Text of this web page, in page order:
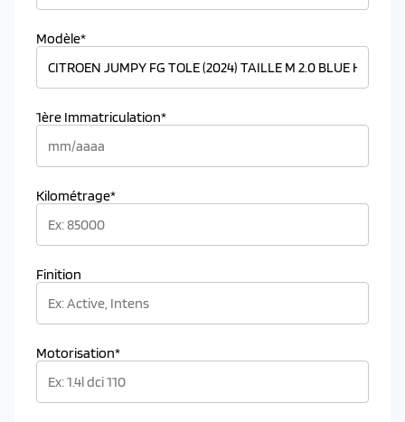
Modèle*
1ère Immatriculation*
Kilométrage*
Finition
Motorisation*